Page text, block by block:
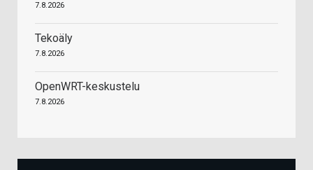
7.8.2026
Tekoäly
7.8.2026
OpenWRT-keskustelu
7.8.2026